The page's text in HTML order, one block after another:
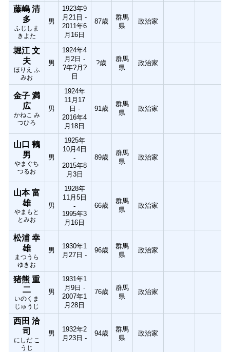
藤嶋 清
多
ふじしま
きよた
男
1923年9
月21日 -
2011年6
月16日
87歳
群馬
県
政治家
堀江 文
夫
ほりえ ふ
みお
男
1924年4
月2日 -
?年?月?
日
?歳
群馬
県
政治家
金子 満
広
かねこ み
つひろ
男
1924年
11月17
日 -
2016年4
月18日
91歳
群馬
県
政治家
山口 鶴
男
やまぐち
つるお
男
1925年
10月4日
-
2015年8
月3日
89歳
群馬
県
政治家
山本 富
雄
やまもと
とみお
男
1928年
11月5日
-
1995年3
月16日
66歳
群馬
県
政治家
松浦 幸
雄
まつうら
ゆきお
男
1930年1
月27日 -
96歳
群馬
県
政治家
猪熊 重
二
いのくま
じゅうじ
男
1931年1
月9日 -
2007年1
月28日
76歳
群馬
県
政治家
西田 洽
司
にしだ こ
うじ
男
1932年2
月23日 -
94歳
群馬
県
政治家